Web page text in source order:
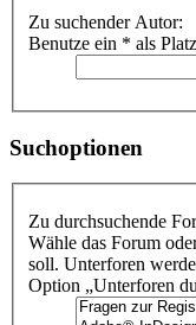
Zu suchender Autor:
Benutze ein * als
Suchoptionen
Zu durchsuchende
Wähle das Forum
soll. Unterforen
Option „Unterforen